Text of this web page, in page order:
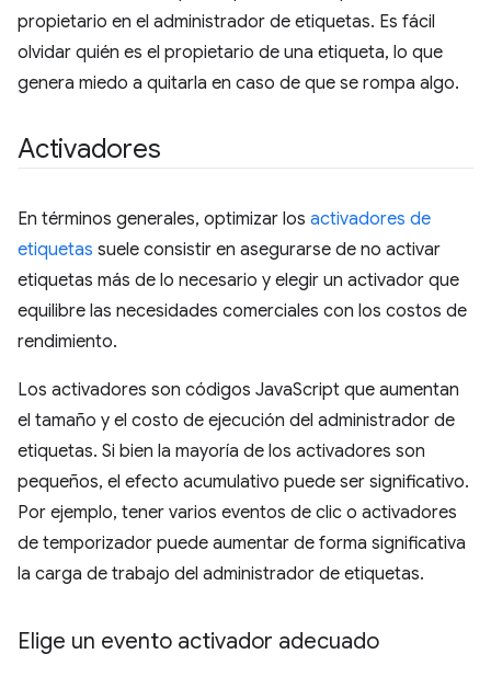
propietario en el administrador de etiquetas. Es fácil
olvidar quién es el propietario de una etiqueta, lo que
genera miedo a quitarla en caso de que se rompa algo.
Activadores
En términos generales, optimizar los activadores de
etiquetas suele consistir en asegurarse de no activar
etiquetas más de lo necesario y elegir un activador que
equilibre las necesidades comerciales con los costos de
rendimiento.
Los activadores son códigos JavaScript que aumentan
el tamaño y el costo de ejecución del administrador de
etiquetas. Si bien la mayoría de los activadores son
pequeños, el efecto acumulativo puede ser significativo.
Por ejemplo, tener varios eventos de clic o activadores
de temporizador puede aumentar de forma significativa
la carga de trabajo del administrador de etiquetas.
Elige un evento activador adecuado